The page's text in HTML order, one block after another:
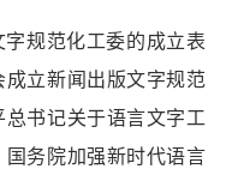
规范化工委的成立表
立新闻出版文字规范
书记关于语言文字工
务院加强新时代语言